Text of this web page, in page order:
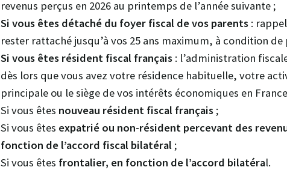
revenus perçus en 2026 au printemps de l’année suivante ;
Si vous êtes détaché du foyer fiscal de vos parents :
rester rattaché jusqu’à vos 25 ans maximum, à condition
Si vous êtes résident fiscal français : l’administration
dès lors que vous avez votre résidence habituelle, votre
principale ou le siège de vos intérêts économiques en
Si vous êtes nouveau résident fiscal français ;
Si vous êtes expatrié ou non-résident percevant des
fonction de l’accord fiscal bilatéral ;
Si vous êtes frontalier, en fonction de l’accord bilatéral.